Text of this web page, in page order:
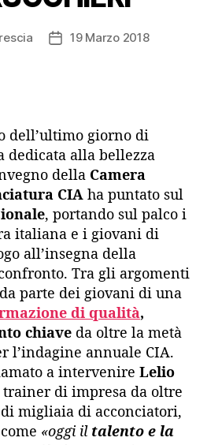
Data19 Marzo 2018
dell’ultimo giorno di
dedicata alla bellezza
della Camera
CIA ha puntato sul
, portando sul palco i
italiana e i giovani di
all’insegna della
Tra gli argomenti
parte dei giovani di una
di qualità,
chiave da oltre la metà
l’indagine annuale CIA.
a intervenire Lelio
di impresa da oltre
migliaia di acconciatori,
«oggi il talento e la